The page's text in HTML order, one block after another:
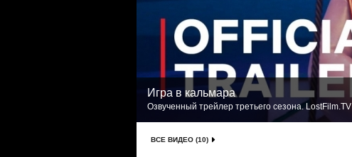
Игра в кальмара
Озвученный трейлер третьего сезона. LostFilm.TV
ВСЕ ВИДЕО (10)